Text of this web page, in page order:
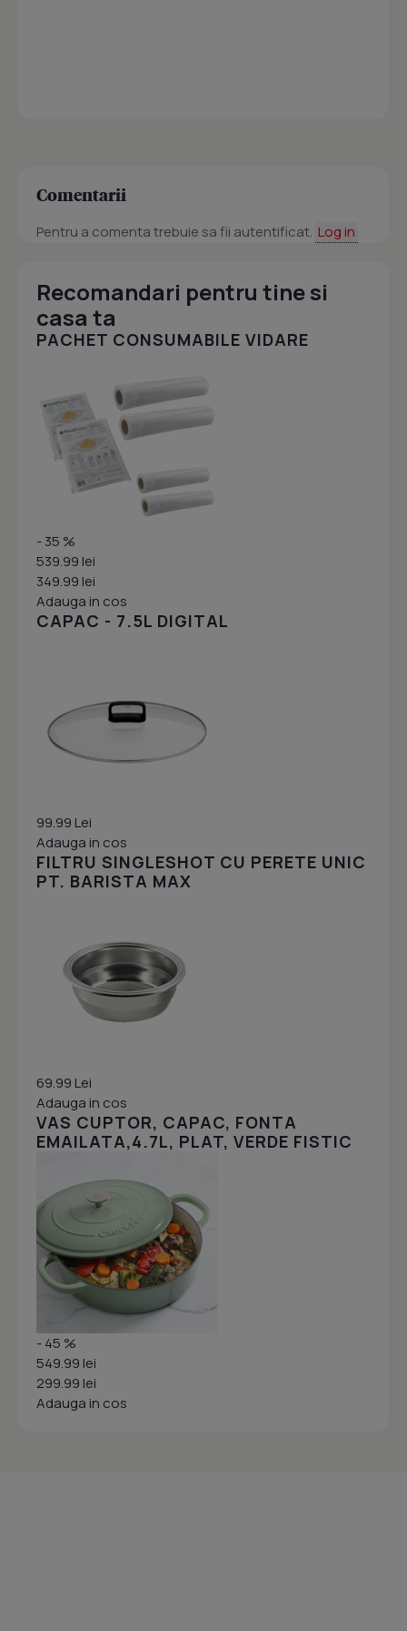
Comentarii
Pentru a comenta trebuie sa fii autentificat. Log in
Recomandari pentru tine si
casa ta
PACHET CONSUMABILE VIDARE
- 35 %
539.99 lei
349.99 lei
Adauga in cos
CAPAC - 7.5L DIGITAL
99.99 Lei
Adauga in cos
FILTRU SINGLESHOT CU PERETE UNIC
PT. BARISTA MAX
69.99 Lei
Adauga in cos
VAS CUPTOR, CAPAC, FONTA
EMAILATA,4.7L, PLAT, VERDE FISTIC
- 45 %
549.99 lei
299.99 lei
Adauga in cos